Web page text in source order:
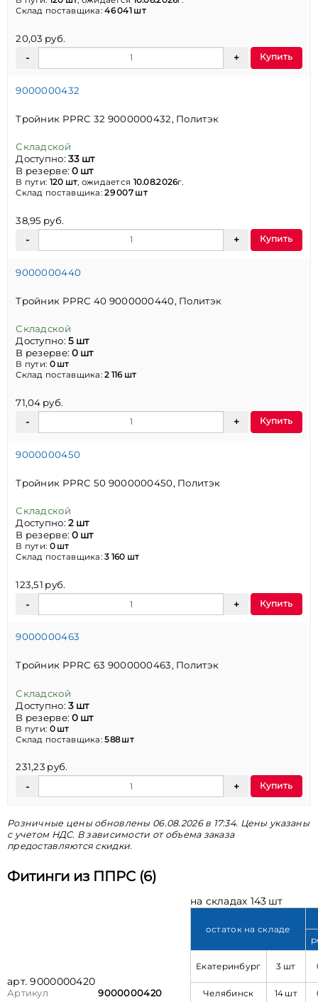
Склад поставщика:46 041 шт
20,03 руб.
Купить
9000000432
Тройник PPRC 32 9000000432, Политэк
Складской
Доступно:33 шт
В резерве:0 шт
В пути: 120 шт, ожидается 10.08.2026г.
Склад поставщика:29 007 шт
38,95 руб.
Купить
9000000440
Тройник PPRC 40 9000000440, Политэк
Складской
Доступно:5 шт
В резерве:0 шт
В пути: 0 шт
Склад поставщика:2 116 шт
71,04 руб.
Купить
9000000450
Тройник PPRC 50 9000000450, Политэк
Складской
Доступно:2 шт
В резерве:0 шт
В пути: 0 шт
Склад поставщика:3 160 шт
123,51 руб.
Купить
9000000463
Тройник PPRC 63 9000000463, Политэк
Складской
Доступно:3 шт
В резерве:0 шт
В пути: 0 шт
Склад поставщика:588 шт
231,23 руб.
Купить
Розничные цены обновлены 06.08.2026 в 17:34. Цены указаны
с учетом НДС. В зависимости от объема заказа
предоставляются скидки.
Фитинги из ППРС (6)
арт. 9000000420
Артикул 9000000420
на складах 143 шт
остаток на складе
Екатеринбург 3 шт
Челябинск 14 шт